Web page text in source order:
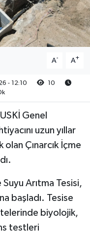
A- A+
- 12:10
10
Genel
uzun yıllar
Çınarcık İçme
Suyu Arıtma Tesisi,
başladı. Tesise
biyolojik,
testleri